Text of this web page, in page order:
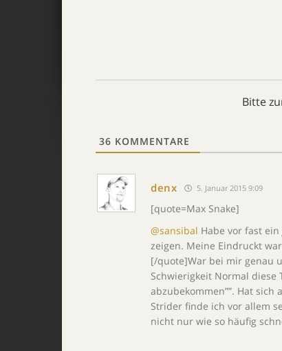
Bitte
36 KOMMENTARE
denx 5. Januar 2015 9:09
[quote=Max Snake]
@sansibal Habe vor fast
zeigen. Meine Eindruckt
[/quote]War bei mir genau
Schwierigkeit Normal diese
abzubekommen””. Hat
Strider finde ich vor allem
nicht nur wie so häufig